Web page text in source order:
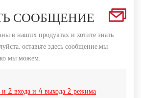
СООБЩЕНИЕ
в наших продуктах и хотите знать
оставьте здесь сообщение,мы
мы можем.
и 2 входа и 4 выхода 2 режима